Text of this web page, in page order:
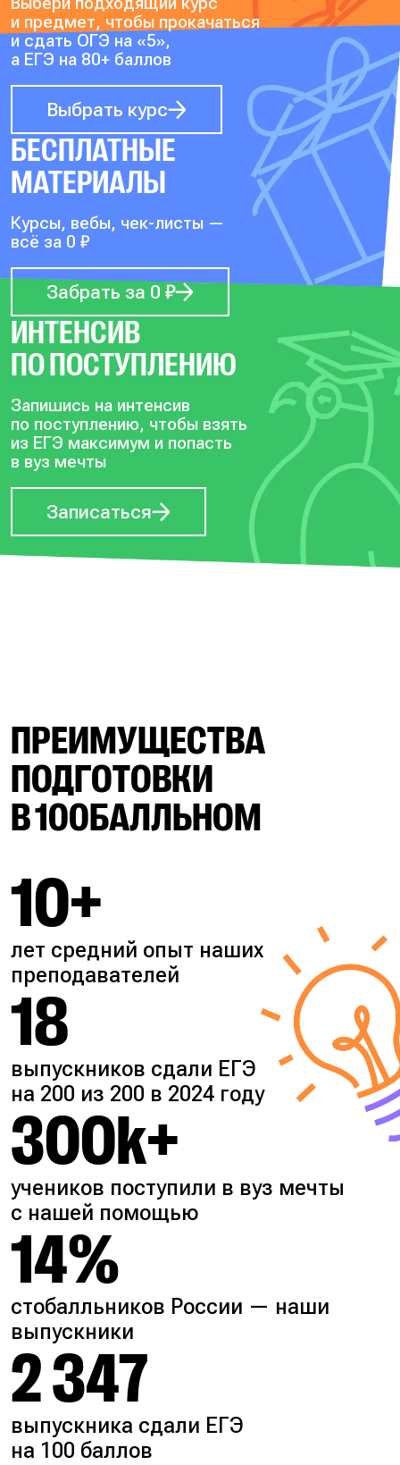
и предмет, чтобы прокачаться
и сдать ОГЭ на «5»,
а ЕГЭ на 80+ баллов
Выбрать курс
БЕСПЛАТНЫЕ
МАТЕРИАЛЫ
Курсы, вебы, чек-листы —
всё за 0 ₽
Забрать за 0 ₽
ИНТЕНСИВ
ПО ПОСТУПЛЕНИЮ
Запишись на интенсив
по поступлению, чтобы взять
из ЕГЭ максимум и попасть
в вуз мечты
Записаться
ПРЕИМУЩЕСТВА
ПОДГОТОВКИ
В 100БАЛЛЬНОМ
10+
лет средний опыт наших
преподавателей
18
выпускников сдали ЕГЭ
на 200 из 200 в 2024 году
300k+
учеников поступили в вуз мечты
с нашей помощью
14%
стобалльников России — наши
выпускники
2 347
выпускника сдали ЕГЭ
на 100 баллов